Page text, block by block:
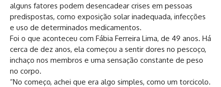
alguns fatores podem desencadear crises em pessoas
predispostas, como exposição solar inadequada, infecções
e uso de determinados medicamentos.
Foi o que aconteceu com Fábia Ferreira Lima, de 49 anos. Há
cerca de dez anos, ela começou a sentir dores no pescoço,
inchaço nos membros e uma sensação constante de peso
no corpo.
“No começo, achei que era algo simples, como um torcicolo.